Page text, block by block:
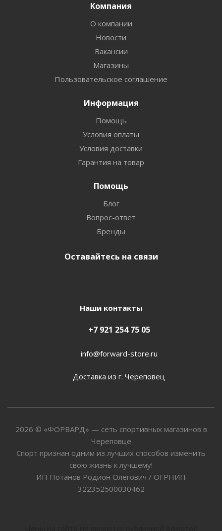
Компания
О компании
Новости
Вакансии
Магазины
Пользовательское соглашение
Информация
Помощь
Условия оплаты
Условия доставки
Гарантия на товар
Помощь
Блог
Вопрос-ответ
Бренды
Оставайтесь на связи
Наши контакты
+7 921 254 75 05
info@forward-store.ru
Доставка из г. Череповец
2026 © «ФОРВАРД» — сеть спортивных магазинов в
Череповце
Спорт признан одним из лучших способов изменить
свою жизнь к лучшему!
ИП Потанов Родион Олегович / ОГРНИП
322352500030462